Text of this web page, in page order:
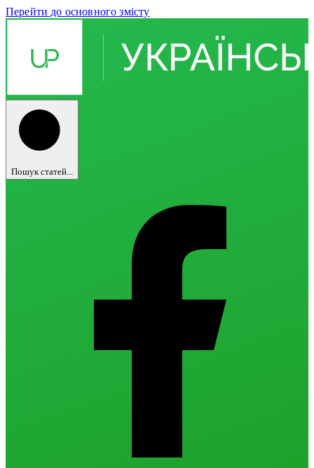
Перейти до основного змісту
Пошук статей...